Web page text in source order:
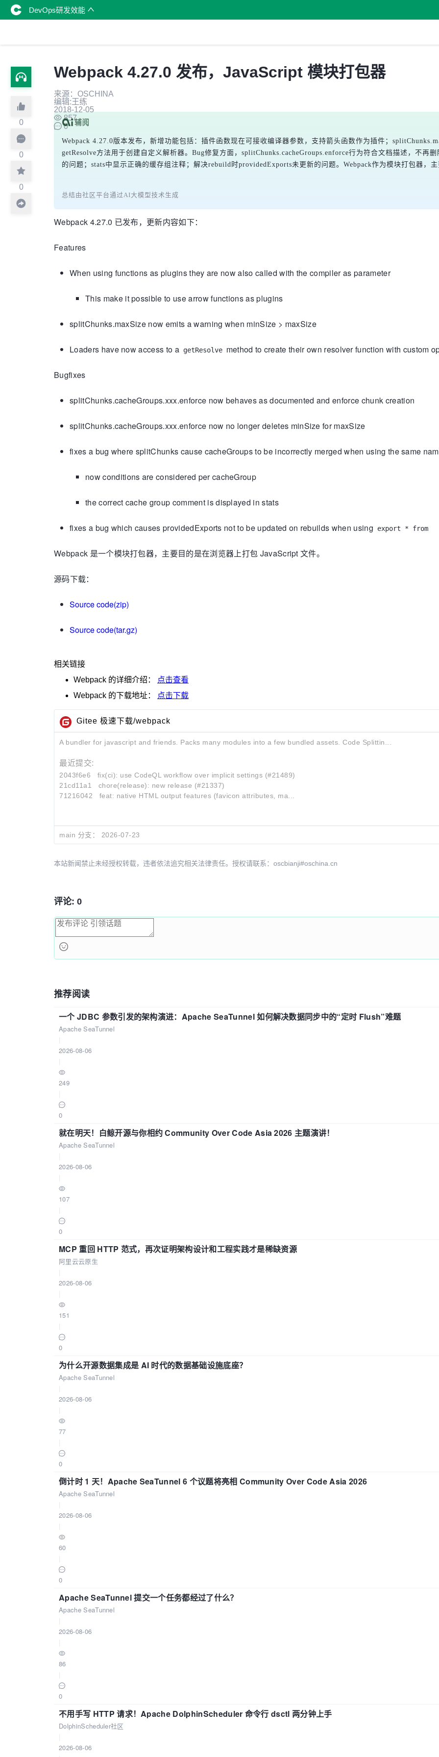
DevOps研发效能
0
0
0
Webpack 4.27.0 发布，JavaScript 模块打包器
来源：OSCHINA
编辑:王练
2018-12-05
857
0
Webpack 4.27.0版本发布，新增功能包括：插件函数现在可接收编译器参数，支持箭头函数作为插件；
getResolve方法用于创建自定义解析器。Bug修复方面，splitChunks.cacheGroups.enforce行为符合文档描述，不再
的问题；stats中显示正确的缓存组注释；解决rebuild时providedExports未更新的问题。Webpack作为模块打包器，
总结由社区平台通过AI大模型技术生成
Webpack 4.27.0 已发布，更新内容如下：
Features
When using functions as plugins they are now also called with the compiler as parameter
This make it possible to use arrow functions as plugins
splitChunks.maxSize now emits a warning when minSize > maxSize
Loaders have now access to a getResolve method to create their own resolver function with custom
Bugfixes
splitChunks.cacheGroups.xxx.enforce now behaves as documented and enforce chunk creation
splitChunks.cacheGroups.xxx.enforce now no longer deletes minSize for maxSize
fixes a bug where splitChunks cause cacheGroups to be incorrectly merged when using the same
now conditions are considered per cacheGroup
the correct cache group comment is displayed in stats
fixes a bug which causes providedExports not to be updated on rebuilds when using export * from
Webpack 是一个模块打包器，主要目的是在浏览器上打包 JavaScript 文件。
源码下载：
Source code(zip)
Source code(tar.gz)
相关链接
Webpack 的详细介绍：
点击查看
Webpack 的下载地址： 点击下载
Gitee 极速下载/webpack
A bundler for javascript and friends. Packs many modules into a few bundled assets. Code Splittin...
最近提交:
2043f6e6
fix(ci): use CodeQL workflow over implicit settings (#21489)
21cd11a1
chore(release): new release (#21337)
71216042
feat: native HTML output features (favicon attributes, ma...
main 分支： 2026-07-23
本站新闻禁止未经授权转载，违者依法追究相关法律责任。授权请联系：oscbianji#oschina.cn
评论: 0
推荐阅读
一个 JDBC 参数引发的架构演进：Apache SeaTunnel 如何解决数据同步中的“定时 Flush”难题
Apache SeaTunnel
2026-08-06
249
0
就在明天！白鲸开源与你相约 Community Over Code Asia 2026 主题演讲！
Apache SeaTunnel
2026-08-06
107
0
MCP 重回 HTTP 范式，再次证明架构设计和工程实践才是稀缺资源
阿里云云原生
2026-08-06
151
0
为什么开源数据集成是 AI 时代的数据基础设施底座？
Apache SeaTunnel
2026-08-06
77
0
倒计时 1 天！Apache SeaTunnel 6 个议题将亮相 Community Over Code Asia 2026
Apache SeaTunnel
2026-08-06
60
0
Apache SeaTunnel 提交一个任务都经过了什么？
Apache SeaTunnel
2026-08-06
86
0
不用手写 HTTP 请求！Apache DolphinScheduler 命令行 dsctl 两分钟上手
DolphinScheduler社区
2026-08-06